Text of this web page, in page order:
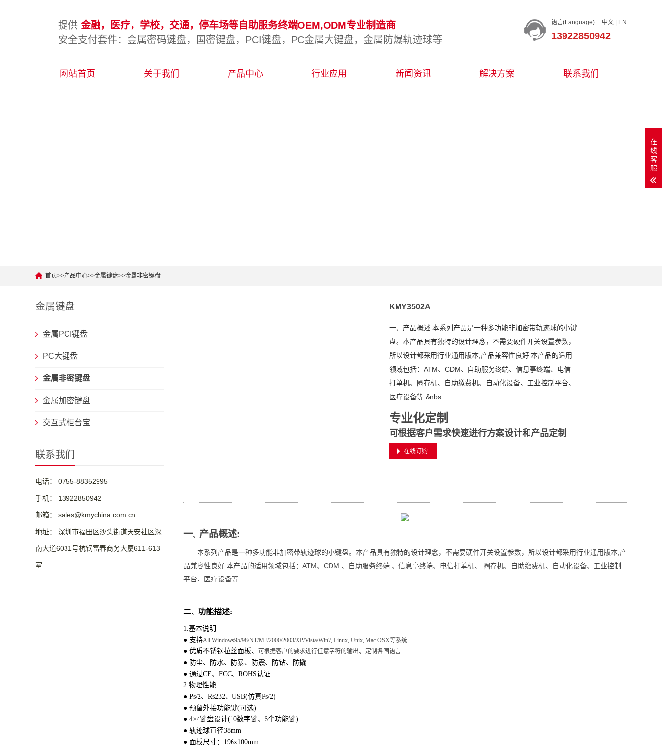
语言(Language)： 中文 EN
13922850942
提供 金融，医疗，学校，交通，停车场等自助服务终端OEM,ODM专业制造商
安全支付套件：金属密码键盘，国密键盘，PCI键盘，PC金属大键盘，金属防爆轨迹球等
网站首页 关于我们 产品中心 行业应用 新闻资讯 解决方案 联系我们
首页>>产品中心>>金属键盘>>金属非密键盘
金属键盘
金属PCI键盘
PC大键盘
金属非密键盘
金属加密键盘
交互式柜台宝
联系我们
电话： 0755-88352995
手机： 13922850942
邮箱： sales@kmychina.com.cn
地址： 深圳市福田区沙头街道天安社区深
南大道6031号杭钢富春商务大厦611-613
室
KMY3502A
一、产品概述:本系列产品是一种多功能非加密带轨迹球的小键
盘。本产品具有独特的设计理念，不需要硬件开关设置参数，
所以设计都采用行业通用版本,产品兼容性良好.本产品的适用
领域包括：ATM、CDM、自助服务终端、信息亭终端、电信
打单机、圈存机、自助缴费机、自动化设备、工业控制平台、
医疗设备等.&nbs
专业化定制
可根据客户需求快速进行方案设计和产品定制
在线订购
一、 产品概述:
本系列产品是一种多功能非加密带轨迹球的小键盘。本产品具有独特的设计理念，不需要硬件开关设置参数，所以设计都采用行业通用版本 产
品兼容性良好 本产品的适用领域包括： ATM、 CDM 、自助服务终端 、信息亭终端、电信打单机、
圈存机、自助缴费机、自动化设备、工业控制
平台、医疗设备等
二、 功能描述:
1.基本说明
● 支持All Windows95/98/NT/ME/2000/2003/XP/Vista/Win7, Linux, Unix, Mac OSX等系统
● 优质不锈钢拉丝面板、 可根据客户的要求进行任意字符的输出、 定制各国语言
● 防尘、防水、防暴、防震、防钻、防撬
● 通过CE、FCC、ROHS认证
2.物理性能
● Ps/2、Rs232、USB(仿真Ps/2)
● 预留外接功能键(可选)
● 4×4键盘设计(10数字键、6个功能键)
● 轨迹球直径38mm
● 面板尺寸：196x100mm
在
线
客
服